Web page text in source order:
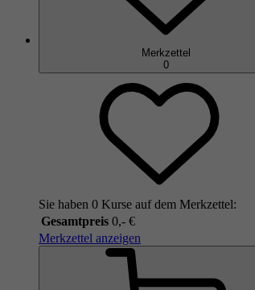
Merkzettel
0
Sie haben 0 Kurse auf dem Merkzettel:
Gesamtpreis 0,- €
Merkzettel anzeigen